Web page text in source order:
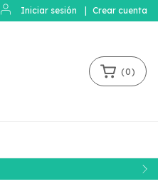
Iniciar sesión Crear cuenta
(0)